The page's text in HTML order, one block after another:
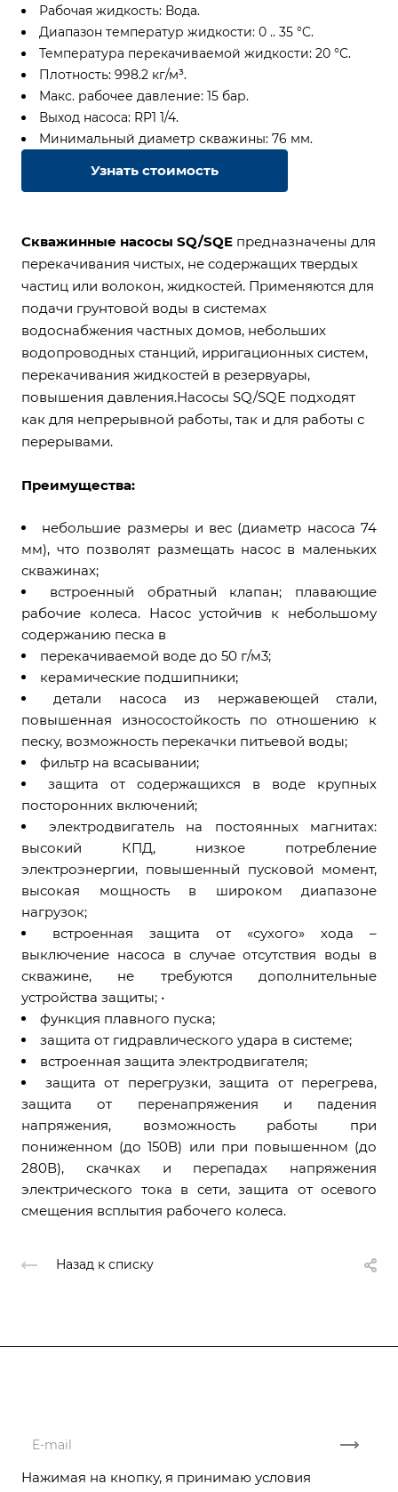
Рабочая жидкость: Вода.
Диапазон температур жидкости: 0 .. 35 °C.
Температура перекачиваемой жидкости: 20 °C.
Плотность: 998.2 кг/м³.
Макс. рабочее давление: 15 бар.
Выход насоса: RP1 1/4.
Минимальный диаметр скважины: 76 мм.
Узнать стоимость
Скважинные насосы SQ/SQE предназначены для
перекачивания чистых, не содержащих твердых
частиц или волокон, жидкостей. Применяются для
подачи грунтовой воды в системах
водоснабжения частных домов, небольших
водопроводных станций, ирригационных систем,
перекачивания жидкостей в резервуары,
повышения давления.Насосы SQ/SQE подходят
как для непрерывной работы, так и для работы с
перерывами.
Преимущества:
небольшие размеры и вес (диаметр насоса 74
мм), что позволят размещать насос в маленьких
скважинах;
встроенный обратный клапан; плавающие
рабочие колеса. Насос устойчив к небольшому
содержанию песка в
перекачиваемой воде до 50 г/м3;
керамические подшипники;
детали насоса из нержавеющей стали,
повышенная износостойкость по отношению к
песку, возможность перекачки питьевой воды;
фильтр на всасывании;
защита от содержащихся в воде крупных
посторонних включений;
электродвигатель на постоянных магнитах:
высокий КПД, низкое потребление
электроэнергии, повышенный пусковой момент,
высокая мощность в широком диапазоне
нагрузок;
встроенная защита от «сухого» хода –
выключение насоса в случае отсутствия воды в
скважине, не требуются дополнительные
устройства защиты; •
функция плавного пуска;
защита от гидравлического удара в системе;
встроенная защита электродвигателя;
защита от перегрузки, защита от перегрева,
защита от перенапряжения и падения
напряжения, возможность работы при
пониженном (до 150В) или при повышенном (до
280В), скачках и перепадах напряжения
электрического тока в сети, защита от осевого
смещения всплытия рабочего колеса.
Назад к списку
Нажимая на кнопку, я принимаю условия